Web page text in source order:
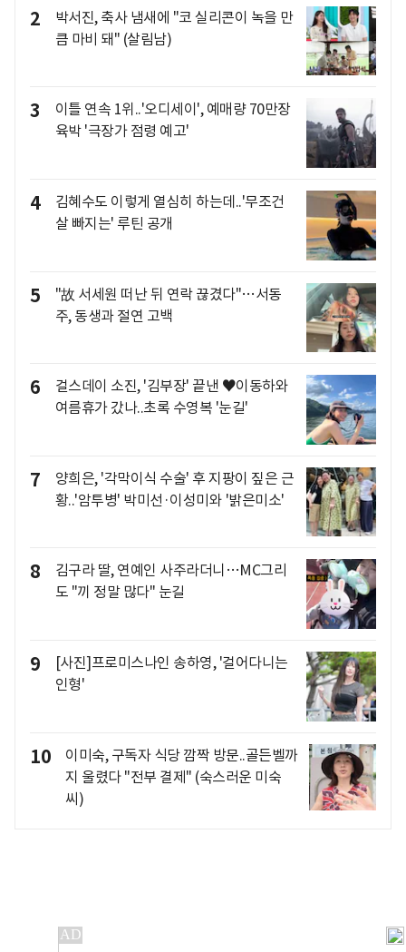
2
박서진, 축사 냄새에 "코 실리콘이 녹을 만
큼 마비 돼" (살림남)
3
이틀 연속 1위..'오디세이', 예매량 70만장
육박 '극장가 점령 예고'
4
김혜수도 이렇게 열심히 하는데..'무조건
살 빠지는' 루틴 공개
5
"故 서세원 떠난 뒤 연락 끊겼다"…서동
주, 동생과 절연 고백
6
걸스데이 소진, '김부장' 끝낸 ♥이동하와
여름휴가 갔나..초록 수영복 '눈길'
7
양희은, '각막이식 수술' 후 지팡이 짚은 근
황..'암투병' 박미선·이성미와 '밝은미소'
8
김구라 딸, 연예인 사주라더니…MC그리
도 "끼 정말 많다" 눈길
9
[사진]프로미스나인 송하영, '걸어다니는
인형'
10
이미숙, 구독자 식당 깜짝 방문..골든벨까
지 울렸다 "전부 결제" (숙스러운 미숙
씨)